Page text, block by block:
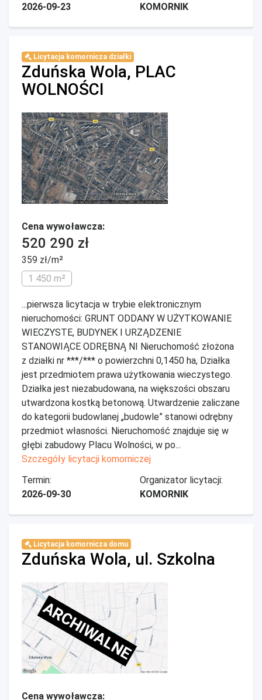
2026-09-23 KOMORNIK
Licytacja komornicza działki
Zduńska Wola, PLAC
WOLNOŚCI
Cena wywoławcza:
520 290 zł
359 zł/m²
1 450 m²
...pierwsza licytacja w trybie elektronicznym
nieruchomości: GRUNT ODDANY W UŻYTKOWANIE
WIECZYSTE, BUDYNEK I URZĄDZENIE
STANOWIĄCE ODRĘBNĄ NI Nieruchomość złożona
z działki nr ***/*** o powierzchni 0,1450 ha, Działka
jest przedmiotem prawa użytkowania wieczystego.
Działka jest niezabudowana, na większości obszaru
utwardzona kostką betonową. Utwardzenie zaliczane
do kategorii budowlanej „budowle” stanowi odrębny
przedmiot własności. Nieruchomość znajduje się w
głębi zabudowy Placu Wolności, w po...
Szczegóły licytacji komorniczej
Termin:
2026-09-30
Organizator licytacji:
KOMORNIK
Licytacja komornicza domu
Zduńska Wola, ul. Szkolna
ARCHIWALNE
Cena wywoławcza: